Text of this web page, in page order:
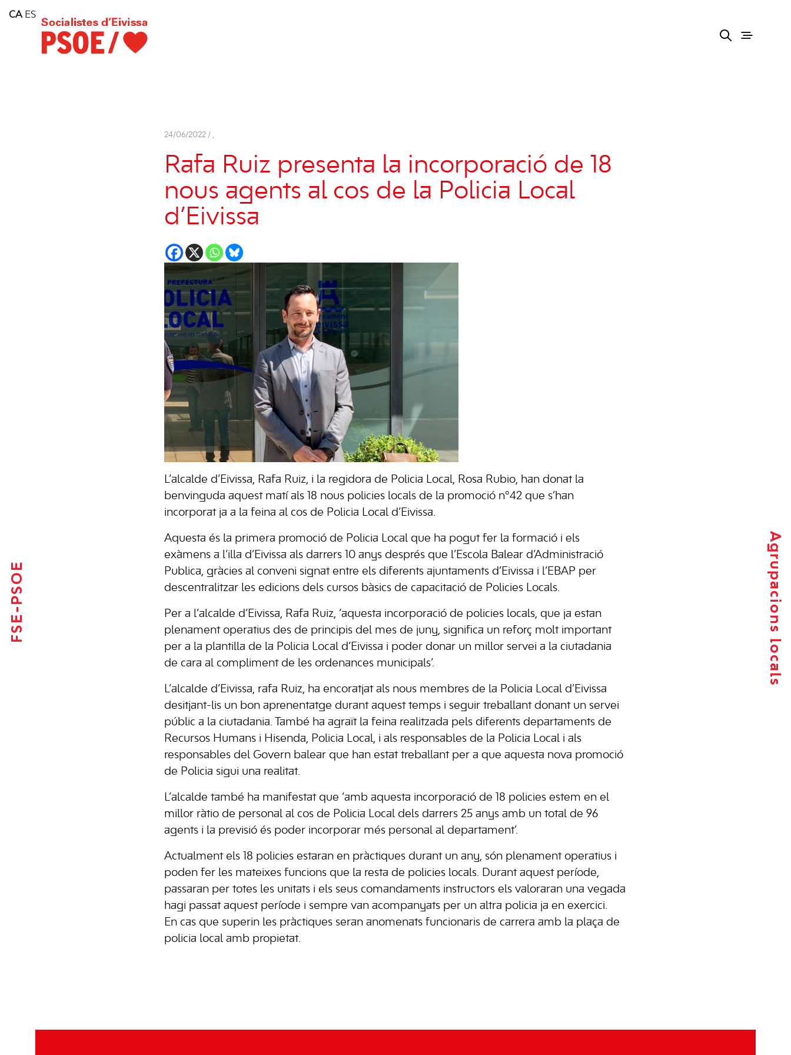
Consell Insular d'Eivissa
Services
FSE-PSOE Agrupacions locals
24/06/2022 / ,
Rafa Ruiz presenta la incorporació de 18
nous agents al cos de la Policia Local
d’Eivissa
L’alcalde d’Eivissa, Rafa Ruiz, i la regidora de Policia Local, Rosa Rubio, han donat la
benvinguda aquest matí als 18 nous policies locals de la promoció nº42 que s’han
incorporat ja a la feina al cos de Policia Local d’Eivissa.
Aquesta és la primera promoció de Policia Local que ha pogut fer la formació i els
exàmens a l’illa d’Eivissa als darrers 10 anys després que l’Escola Balear d’Administració
Publica, gràcies al conveni signat entre els diferents ajuntaments d’Eivissa i l’EBAP per
descentralitzar les edicions dels cursos bàsics de capacitació de Policies Locals.
Per a l’alcalde d’Eivissa, Rafa Ruiz, ‘aquesta incorporació de policies locals, que ja estan
plenament operatius des de principis del mes de juny, significa un reforç molt important
per a la plantilla de la Policia Local d’Eivissa i poder donar un millor servei a la ciutadania
de cara al compliment de les ordenances municipals’.
L’alcalde d’Eivissa, rafa Ruiz, ha encoratjat als nous membres de la Policia Local d’Eivissa
desitjant-lis un bon aprenentatge durant aquest temps i seguir treballant donant un servei
públic a la ciutadania. També ha agraït la feina realitzada pels diferents departaments de
Recursos Humans i Hisenda, Policia Local, i als responsables de la Policia Local i als
responsables del Govern balear que han estat treballant per a que aquesta nova promoció
de Policia sigui una realitat.
L’alcalde també ha manifestat que ‘amb aquesta incorporació de 18 policies estem en el
millor ràtio de personal al cos de Policia Local dels darrers 25 anys amb un total de 96
agents i la previsió és poder incorporar més personal al departament’.
Actualment els 18 policies estaran en pràctiques durant un any, són plenament operatius i
poden fer les mateixes funcions que la resta de policies locals. Durant aquest període,
passaran per totes les unitats i els seus comandaments instructors els valoraran una vegada
hagi passat aquest període i sempre van acompanyats per un altra policia ja en exercici.
En cas que superin les pràctiques seran anomenats funcionaris de carrera amb la plaça de
policia local amb propietat.
CA ES